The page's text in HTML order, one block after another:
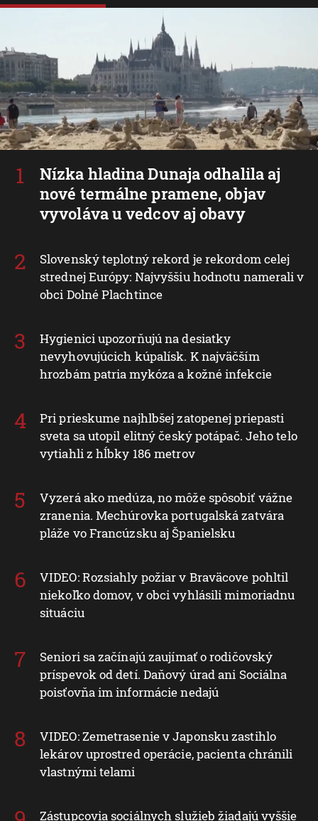
Nízka hladina Dunaja odhalila aj
nové termálne pramene, objav
vyvoláva u vedcov aj obavy
Slovenský teplotný rekord je rekordom celej
strednej Európy: Najvyššiu hodnotu namerali v
obci Dolné Plachtince
Hygienici upozorňujú na desiatky
nevyhovujúcich kúpalísk. K najväčším
hrozbám patria mykóza a kožné infekcie
Pri prieskume najhlbšej zatopenej priepasti
sveta sa utopil elitný český potápač. Jeho telo
vytiahli z hĺbky 186 metrov
Vyzerá ako medúza, no môže spôsobiť vážne
zranenia. Mechúrovka portugalská zatvára
pláže vo Francúzsku aj Španielsku
VIDEO: Rozsiahly požiar v Braväcove pohltil
niekoľko domov, v obci vyhlásili mimoriadnu
situáciu
Seniori sa začínajú zaujímať o rodičovský
príspevok od detí. Daňový úrad ani Sociálna
poisťovňa im informácie nedajú
VIDEO: Zemetrasenie v Japonsku zastihlo
lekárov uprostred operácie, pacienta chránili
vlastnými telami
Zástupcovia sociálnych služieb žiadajú vyššie